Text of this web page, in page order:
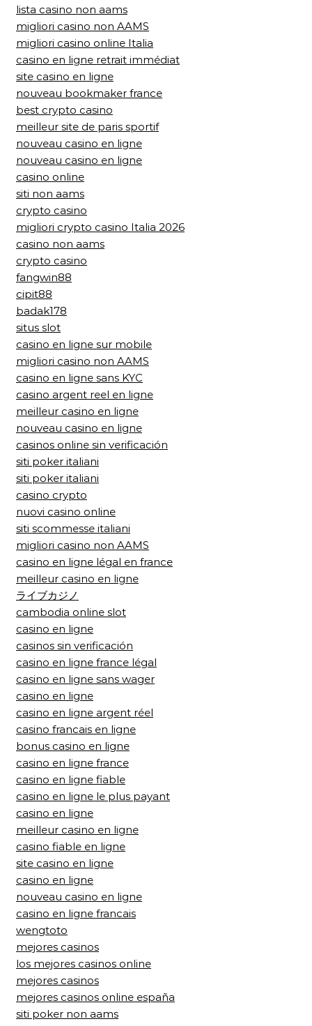
lista casino non aams
migliori casino non AAMS
migliori casino online Italia
casino en ligne retrait immédiat
site casino en ligne
nouveau bookmaker france
best crypto casino
meilleur site de paris sportif
nouveau casino en ligne
nouveau casino en ligne
casino online
siti non aams
crypto casino
migliori crypto casino Italia 2026
casino non aams
crypto casino
fangwin88
cipit88
badak178
situs slot
casino en ligne sur mobile
migliori casino non AAMS
casino en ligne sans KYC
casino argent reel en ligne
meilleur casino en ligne
nouveau casino en ligne
casinos online sin verificación
siti poker italiani
siti poker italiani
casino crypto
nuovi casino online
siti scommesse italiani
migliori casino non AAMS
casino en ligne légal en france
meilleur casino en ligne
ライブカジノ
cambodia online slot
casino en ligne
casinos sin verificación
casino en ligne france légal
casino en ligne sans wager
casino en ligne
casino en ligne argent réel
casino francais en ligne
bonus casino en ligne
casino en ligne france
casino en ligne fiable
casino en ligne le plus payant
casino en ligne
meilleur casino en ligne
casino fiable en ligne
site casino en ligne
casino en ligne
nouveau casino en ligne
casino en ligne francais
wengtoto
mejores casinos
los mejores casinos online
mejores casinos
mejores casinos online españa
siti poker non aams